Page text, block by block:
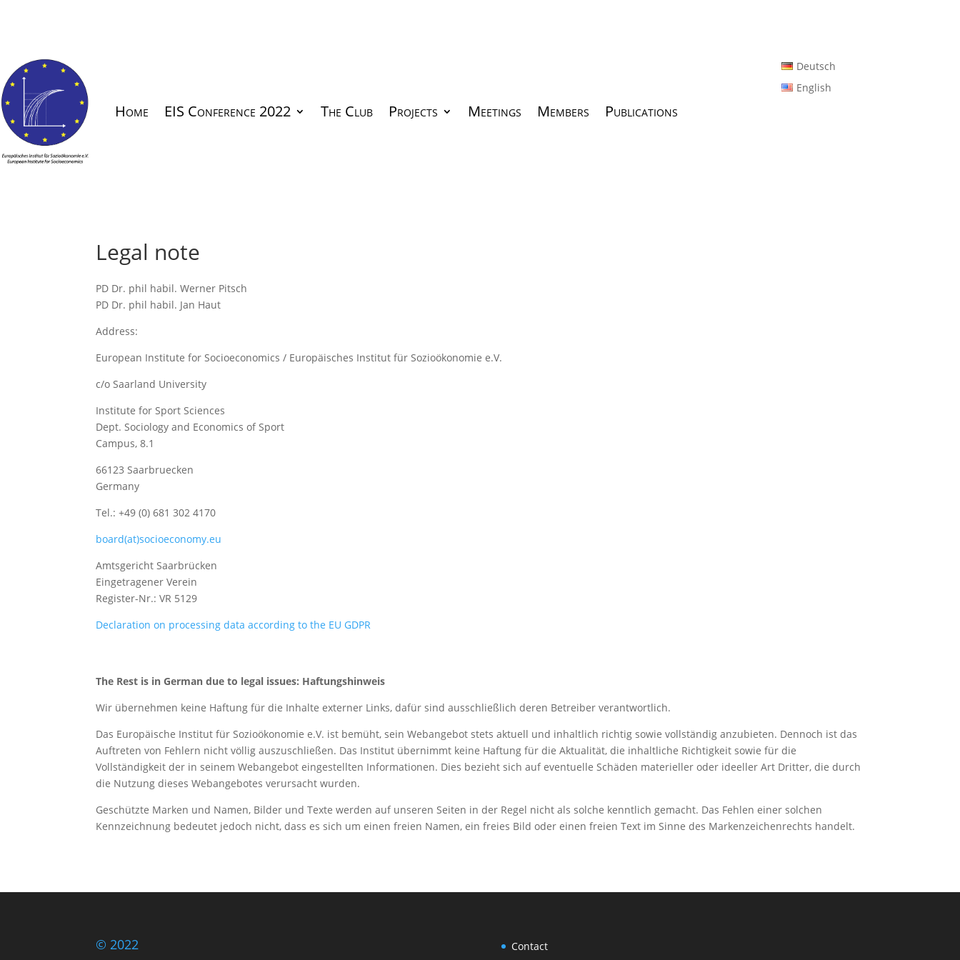
Home EIS Conference 2022 The Club Projects Meetings Members Publications
Deutsch
English
Legal note
PD Dr. phil habil. Werner Pitsch
PD Dr. phil habil. Jan Haut
Address:
European Institute for Socioeconomics / Europäisches Institut für Sozioökonomie e.V.
c/o Saarland University
Institute for Sport Sciences
Dept. Sociology and Economics of Sport
Campus, 8.1
66123 Saarbruecken
Germany
Tel.: +49 (0) 681 302 4170
board(at)socioeconomy.eu
Amtsgericht Saarbrücken
Eingetragener Verein
Register-Nr.: VR 5129
Declaration on processing data according to the EU GDPR
The Rest is in German due to legal issues: Haftungshinweis
Wir übernehmen keine Haftung für die Inhalte externer Links, dafür sind ausschließlich deren Betreiber verantwortlich.
Das Europäische Institut für Sozioökonomie e.V. ist bemüht, sein Webangebot stets aktuell und inhaltlich richtig sowie vollständig anzubieten. Dennoch ist das
Auftreten von Fehlern nicht völlig auszuschließen. Das Institut übernimmt keine Haftung für die Aktualität, die inhaltliche Richtigkeit sowie für die
Vollständigkeit der in seinem Webangebot eingestellten Informationen. Dies bezieht sich auf eventuelle Schäden materieller oder ideeller Art Dritter, die durch
die Nutzung dieses Webangebotes verursacht wurden.
Geschützte Marken und Namen, Bilder und Texte werden auf unseren Seiten in der Regel nicht als solche kenntlich gemacht. Das Fehlen einer solchen
Kennzeichnung bedeutet jedoch nicht, dass es sich um einen freien Namen, ein freies Bild oder einen freien Text im Sinne des Markenzeichenrechts handelt.
© 2022 Contact